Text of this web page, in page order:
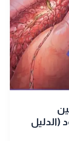
(الدليل